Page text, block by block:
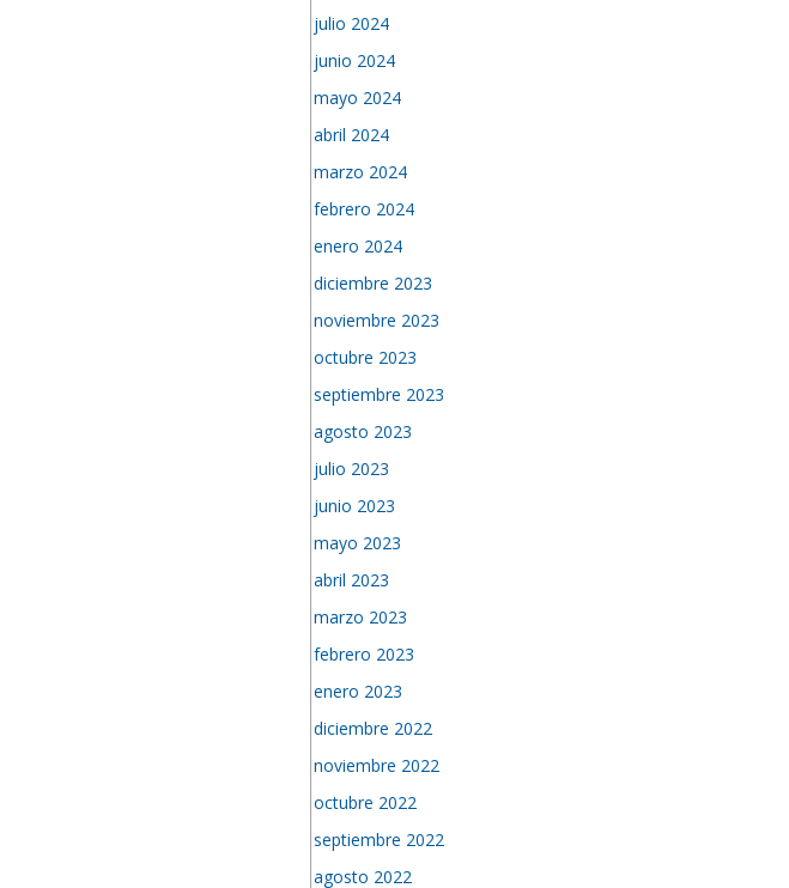
julio 2024
junio 2024
mayo 2024
abril 2024
marzo 2024
febrero 2024
enero 2024
diciembre 2023
noviembre 2023
octubre 2023
septiembre 2023
agosto 2023
julio 2023
junio 2023
mayo 2023
abril 2023
marzo 2023
febrero 2023
enero 2023
diciembre 2022
noviembre 2022
octubre 2022
septiembre 2022
agosto 2022